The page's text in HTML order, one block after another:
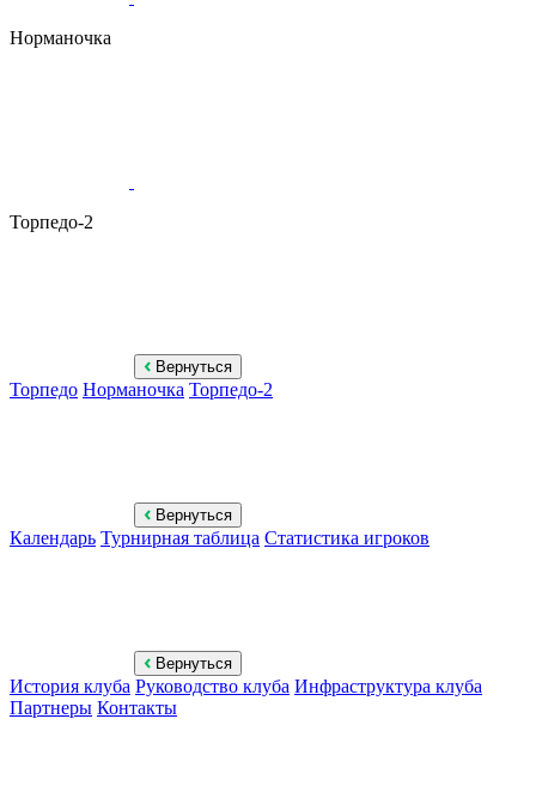
Норманочка
Торпедо-2
Вернуться
Торпедо Норманочка Торпедо-2
Вернуться
Календарь Турнирная таблица Статистика игроков
Вернуться
История клуба Руководство клуба Инфраструктура клуба
Партнеры Контакты